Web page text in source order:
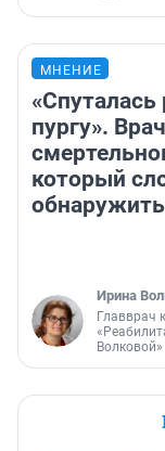
МНЕНИЕ
«Спуталась
пургу».
который
обнаружить
Ирина
Главврач
Волковой»